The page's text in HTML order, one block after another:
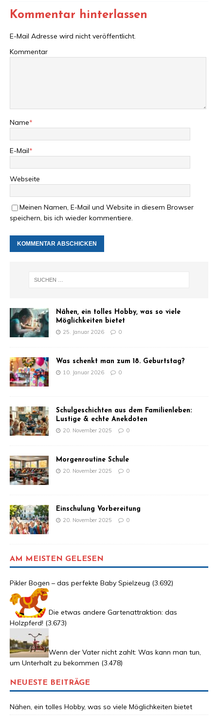
Kommentar hinterlassen
E-Mail Adresse wird nicht veröffentlicht.
Kommentar
Name*
E-Mail*
Webseite
Meinen Namen, E-Mail und Website in diesem Browser
speichern, bis ich wieder kommentiere.
Nähen, ein tolles Hobby, was so viele
Möglichkeiten bietet
25. Januar 2026 0
Was schenkt man zum 18. Geburtstag?
10. Januar 2026 0
Schulgeschichten aus dem Familienleben:
Lustige & echte Anekdoten
20. November 2025 0
Morgenroutine Schule
20. November 2025 0
Einschulung Vorbereitung
20. November 2025 0
AM MEISTEN GELESEN
Pikler Bogen – das perfekte Baby Spielzeug (3.692)
Die etwas andere Gartenattraktion: das
Holzpferd! (3.673)
Wenn der Vater nicht zahlt: Was kann man tun,
um Unterhalt zu bekommen (3.478)
NEUESTE BEITRÄGE
Nähen, ein tolles Hobby, was so viele Möglichkeiten bietet